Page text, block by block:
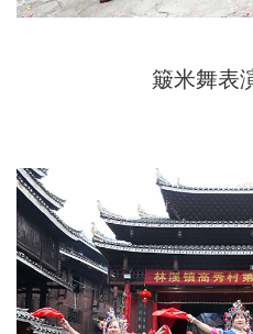
簸米舞表演